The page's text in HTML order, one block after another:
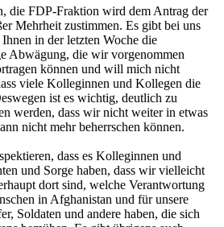
die FDP-Fraktion wird dem Antrag der
Mehrheit zustimmen. Es gibt bei uns
in der letzten Woche die
Abwägung, die wir vorgenommen
können und will mich nicht
viele Kolleginnen und Kollegen die
ist es wichtig, deutlich zu
werden, dass wir nicht weiter in etwas
nicht mehr beherrschen können.
dass es Kolleginnen und
und Sorge haben, dass wir vielleicht
dort sind, welche Verantwortung
in Afghanistan und für unsere
Soldaten und andere haben, die sich